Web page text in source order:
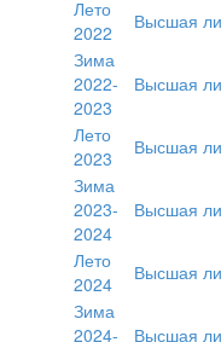
Лето
2022
Высшая
Зима
2022-
2023
Высшая
Лето
2023
Высшая
Зима
2023-
2024
Высшая
Лето
2024
Высшая
Зима
2024-
Высшая